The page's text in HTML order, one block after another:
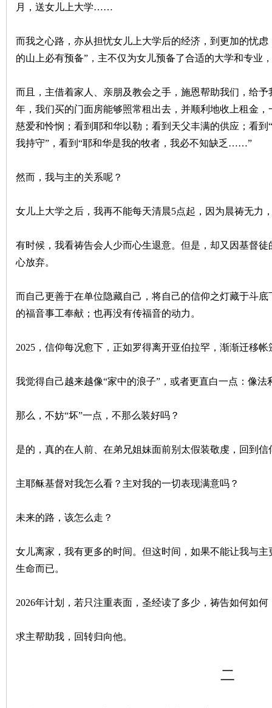
月，送女儿上大学……
而我之心路，亦从担忧女儿上大学后的经济，到更加的忧
的山上必有预备”，主不仅为女儿预备了合适的大学和专业
而且，主借着家人、亲朋及教会之手，施恩帮助我们，给
年，我们买的门面房能够照常租出去，并顺利地收上租金
慈爱和怜悯；看到耶和华以勒；看到天父丰满的供应；看
我持守”，看到“耶和华是我的牧者，我必不知缺乏……”
然而，我与主的关系呢？
女儿上大学之后，我再不能每天清晨5点起，因为晨祷无力
有时候，我看祷告会人少而心生退意。但是，却又因基督
心放弃。
而自己更善于在单位隐藏自己，将自己的信仰之灯藏于斗
的福音事工奉献；也再没有传福音的动力。
2025，信仰每况愈下，正如罗得离开亚伯拉罕，渐渐迁移
我觉得自己越来越像“家中的浪子”，或者更直白一点：像法
那么，不妨“坏”一点，不那么装好吗？
是的，真的在人前、在弟兄姐妹面前别太假装敬虔，回到
主耶稣基督对我怎么看？主对我的一切表现满意吗？
未来的路，该怎么走？
女儿离家，我有更多的时间。但这时间，如果不能让我与
生命而已。
2026年计划，若只注重表面，圣经读了多少，祷告如何如
求主帮助我，回转归向他。
二